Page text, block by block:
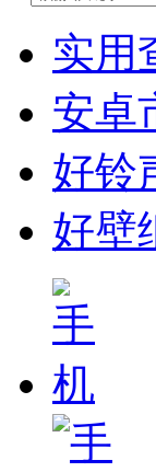
实用
安卓
好铃
好壁